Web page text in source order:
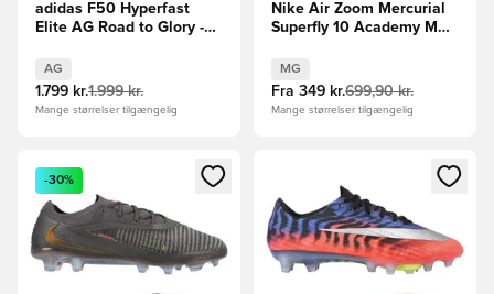
adidas F50 Hyperfast
Elite AG Road to Glory -
AG
1.799 kr.1.999 kr.
Mange størrelser tilgængelig
Nike Air Zoom Mercurial
Superfly 10 Academy MG
Pink/Sort/Orange
MG
Fra 349 kr.699,90 kr.
Mange størrelser tilgængelig
Åbner en Modal til at logge ind eller tilmelde dig som
-30%
Åbner en Modal til at logge